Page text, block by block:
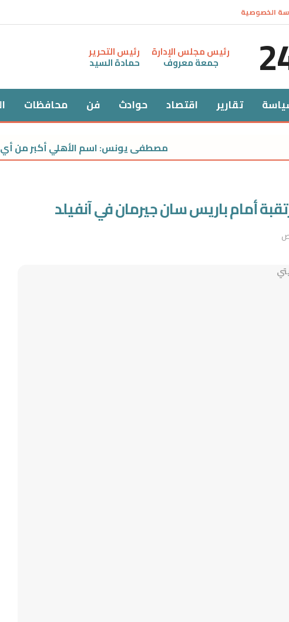
الخصوصية
رئيس مجلس الإدارة
جمعة معروف
رئيس التحرير
حمادة السيد
تقارير اقتصاد حوادث فن محافظات
مصطفى يونس: اسم الأهلي أكبر من أي راعٍ..
أمام باريس سان جيرمان في آنفيلد